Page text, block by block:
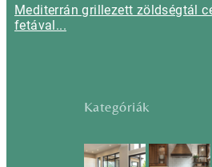
Mediterrán grillezett zöldségtál
fetával...
Kategóriák